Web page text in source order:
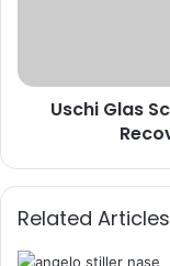
Uschi Glas
Related Articles